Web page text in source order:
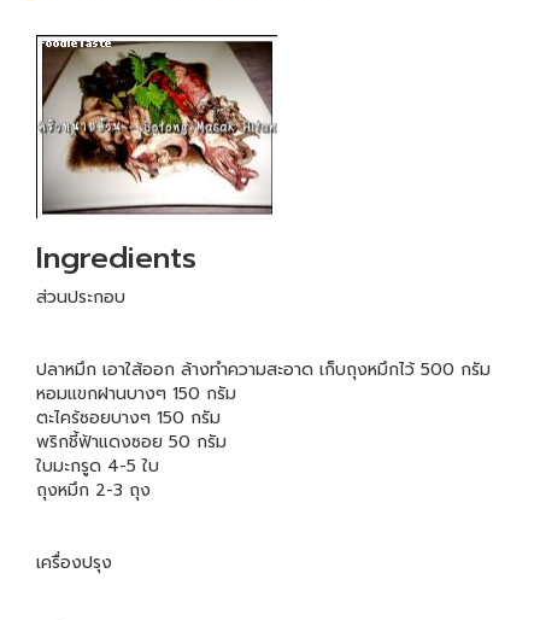
Ingredients
ส่วนประกอบ
ปลาหมึก เอาใส้ออก ล้างทำความสะอาด เก็บถุงหมึกไว้ 500 กรัม
หอมแขกฝานบางๆ 150 กรัม
ตะไคร้ซอยบางๆ 150 กรัม
พริกชี้ฟ้าแดงซอย 50 กรัม
ใบมะกรูด 4-5 ใบ
ถุงหมึก 2-3 ถุง
เครื่องปรุง